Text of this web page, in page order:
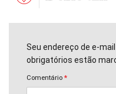
Seu endereço de e-
obrigatórios estão
Comentário *